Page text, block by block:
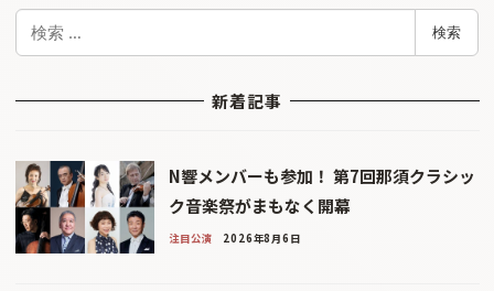
検
検索
新着記事
N響メンバーも参加！ 第7回那須クラシッ
ク音楽祭がまもなく開幕
注目公演 2026年8月6日